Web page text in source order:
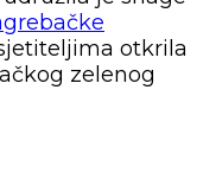
otkrila
zelenog